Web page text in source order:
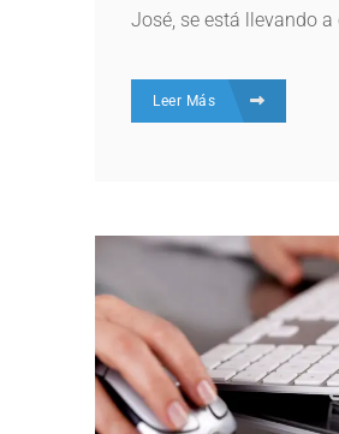
José, se está llevando a
Leer Más